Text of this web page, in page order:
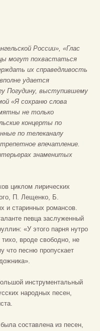
России», «Глас
могут похвастаться
их справедливость
удается
Погудину, выступившему
«Я сохраню слова
не только
концерты по
по телеканалу
впечатление.
знаменитых
циклом лирических
П. Лещенко, Б.
и старинных романсов.
певца заслуженный
«У этого парня нутро
вроде свободно, не
что песню пропускает
инструментальный
народных песен,
составлена из песен,